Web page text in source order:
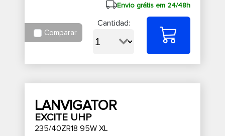
Envio grátis em 24/48h
Comparar
Cantidad:
LANVIGATOR
EXCITE UHP
235/40ZR18 95W XL